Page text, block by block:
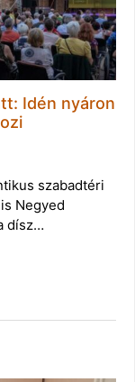
Idén nyáron
szabadtéri
Negyed
dísz…